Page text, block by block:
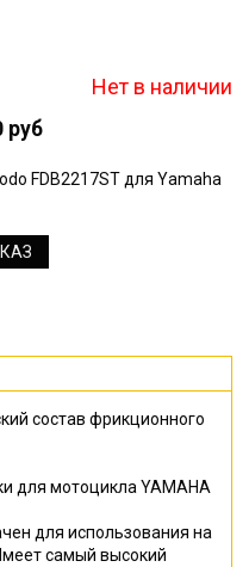
Нет в наличии
руб
FDB2217ST для Yamaha
состав фрикционного
для мотоцикла YAMAHA
для использования на
самый высокий